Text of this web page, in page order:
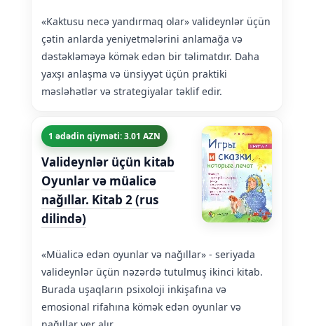
«Kaktusu necə yandırmaq olar» valideynlər üçün
çətin anlarda yeniyetmələrini anlamağa və
dəstəkləməyə kömək edən bir təlimatdır. Daha
yaxşı anlaşma və ünsiyyət üçün praktiki
məsləhətlər və strategiyalar təklif edir.
1 ədədin qiyməti: 3.01 AZN
Valideynlər üçün kitab
Oyunlar və müalicə
nağıllar. Kitab 2 (rus
dilində)
«Müalicə edən oyunlar və nağıllar» - seriyada
valideynlər üçün nəzərdə tutulmuş ikinci kitab.
Burada uşaqların psixoloji inkişafına və
emosional rifahına kömək edən oyunlar və